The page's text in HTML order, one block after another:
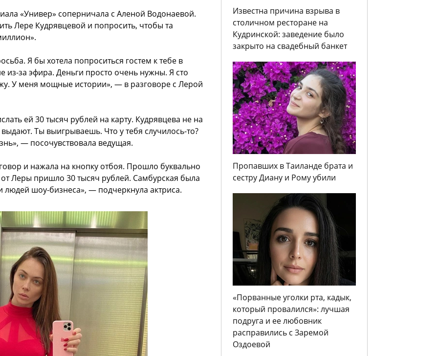
«Универ» соперничала с Аленой Водонаевой.
Лере Кудрявцевой и попросить, чтобы та
Я бы хотела попроситься гостем к тебе в
из-за эфира. Деньги просто очень нужны. Я сто
У меня мощные истории», — в разговоре с Лерой
ей 30 тысяч рублей на карту. Кудрявцева не на
Ты выигрываешь. Что у тебя случилось-то?
— посочувствовала ведущая.
и нажала на кнопку отбоя. Прошло буквально
от Леры пришло 30 тысяч рублей. Самбурская была
людей шоу-бизнеса», — подчеркнула актриса.
Известна причина взрыва в
столичном ресторане на
Кудринской: заведение было
закрыто на свадебный банкет
Пропавших в Таиланде брата и
сестру Диану и Рому убили
«Порванные уголки рта, кадык,
который провалился»: лучшая
подруга и ее любовник
расправились с Заремой
Оздоевой